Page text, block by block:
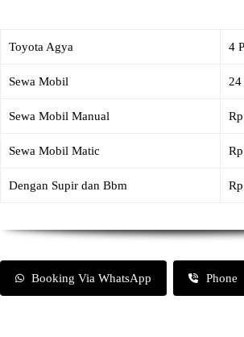
Toyota Agya 4
Sewa Mobil 24
Sewa Mobil Manual
Sewa Mobil Matic
Dengan Supir dan Bbm
Booking Via WhatsApp Phone